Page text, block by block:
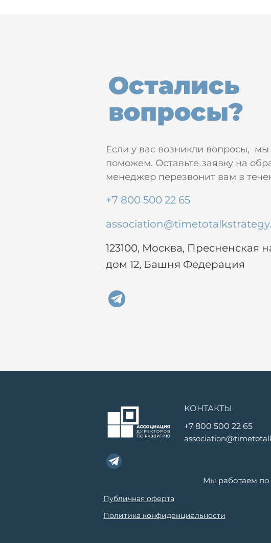
Остались
вопросы?
Если у вас возникли вопросы,
поможем. Оставьте заявку на
менеджер перезвонит вам в
+7 800 500 22 65
123100, Москва, Пресненская
дом 12, Башня Федерация
КОНТАКТЫ
+7 800 500 22 65
Мы работаем по
Публичная оферта
Политика конфиденциальности